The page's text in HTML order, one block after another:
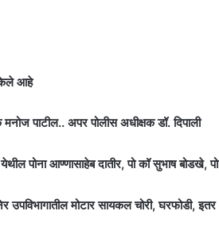
केले आहे
पाटील.. अपर पोलीस अधीक्षक डॉ. दिपाली
पोना आण्णासाहेब दातीर, पो कॉ सुभाष बोडखे, पो
मोटार सायकल चोरी, घरफोडी, इतर